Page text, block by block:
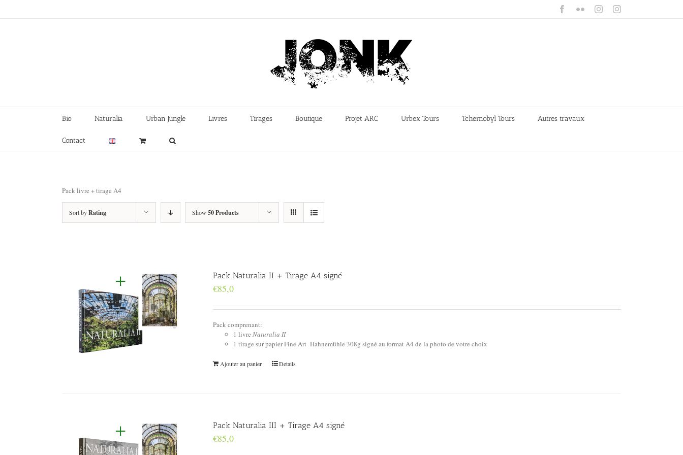
Facebook
FlickrInstagramInstagram
Bio Naturalia Urban Jungle Livres Tirages Boutique Projet ARC Urbex Tours Tchernobyl Tours Autres travaux
Contact
Pack livre + tirage A4
Sort byRating Show 50 Products
Pack Naturalia II + Tirage A4 signé
€85,0
Pack comprenant:
1 livre Naturalia II
1 tirage sur papier Fine Art Hahnemühle 308g signé au format A4 de la photo de votre choix
Ajouter au panier Details
Pack Naturalia III + Tirage A4 signé
€85,0